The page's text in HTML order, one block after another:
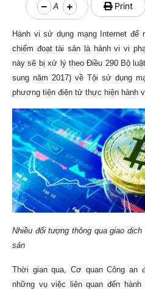
A Print
Hành vi sử dụng mạng Internet
chiếm đoạt tài sản là hành vi vi
này sẽ bị xử lý theo Điều 290 Bộ
sung năm 2017) về Tội sử dụng
phương tiện điện tử thực hiện hành
Nhiều đối tượng thông qua giao
sản
Thời gian qua, Cơ quan Công an
những vụ việc liên quan đến